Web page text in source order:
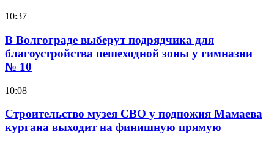
10:37
В Волгограде выберут подрядчика для
благоустройства пешеходной зоны у гимназии
№ 10
10:08
Строительство музея СВО у подножия Мамаева
кургана выходит на финишную прямую